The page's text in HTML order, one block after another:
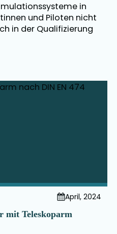
in
und Piloten nicht
in der Qualifizierung
April, 2024
mit Teleskoparm